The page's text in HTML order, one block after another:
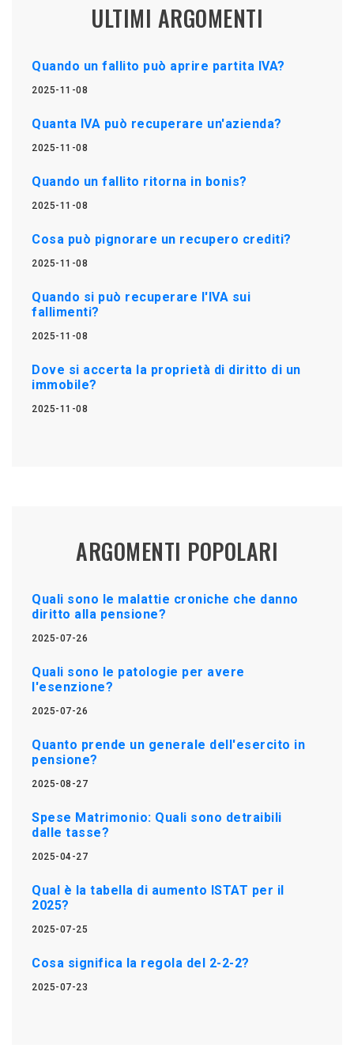
ULTIMI ARGOMENTI
Quando un fallito può aprire partita IVA?
2025-11-08
Quanta IVA può recuperare un'azienda?
2025-11-08
Quando un fallito ritorna in bonis?
2025-11-08
Cosa può pignorare un recupero crediti?
2025-11-08
Quando si può recuperare l'IVA sui
fallimenti?
2025-11-08
Dove si accerta la proprietà di diritto di un
immobile?
2025-11-08
ARGOMENTI POPOLARI
Quali sono le malattie croniche che danno
diritto alla pensione?
2025-07-26
Quali sono le patologie per avere
l'esenzione?
2025-07-26
Quanto prende un generale dell'esercito in
pensione?
2025-08-27
Spese Matrimonio: Quali sono detraibili
dalle tasse?
2025-04-27
Qual è la tabella di aumento ISTAT per il
2025?
2025-07-25
Cosa significa la regola del 2-2-2?
2025-07-23